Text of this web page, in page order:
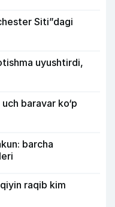
Siti”dagi
uyushtirdi,
baravar ko‘p
barcha
raqib kim